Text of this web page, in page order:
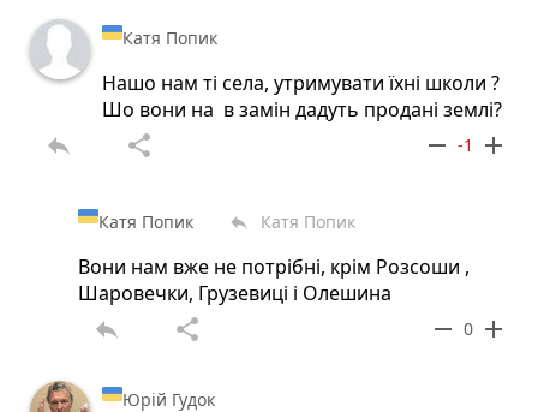
Катя Попик
Нашо нам ті села, утримувати їхні школи ?
Шо вони на в замін дадуть продані землі?
reply share remove -1 add
Катя Попик reply Катя Попик
Вони нам вже не потрібні, крім Розсоши ,
Шаровечки, Грузевиці і Олешина
reply share remove 0 add
Юрій Гудок